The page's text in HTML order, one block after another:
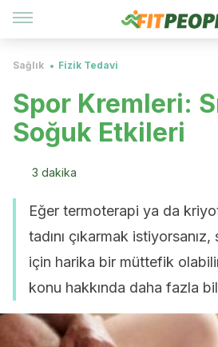
Sağlık Fizik Tedavi
Spor Kremleri:
Soğuk Etkileri
3 dakika
Eğer termoterapi ya da
tadını çıkarmak
için harika bir müttefik
konu hakkında daha fazla